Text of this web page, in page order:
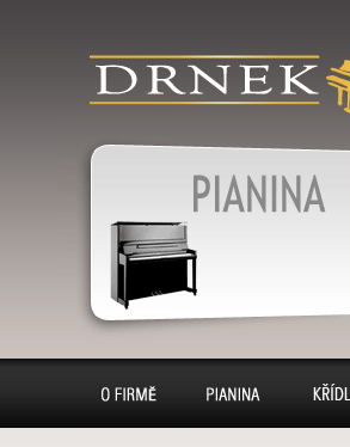
klavír, klavíry,
pianino,
výkup,
O firmě Pianina